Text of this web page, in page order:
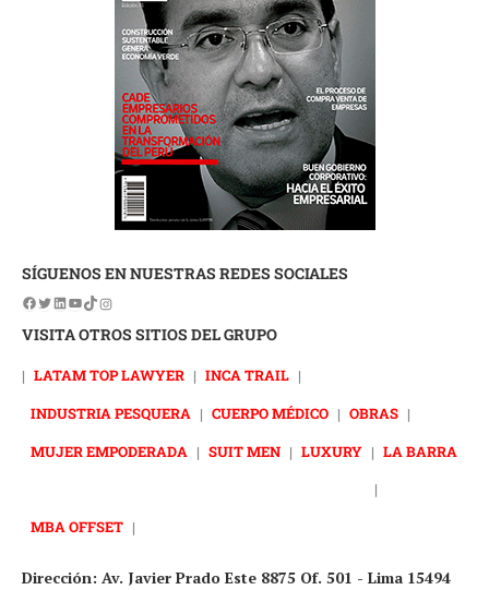
SÍGUENOS EN NUESTRAS REDES SOCIALES
VISITA OTROS SITIOS DEL GRUPO
| LATAM TOP LAWYER | INCA TRAIL |
INDUSTRIA PESQUERA | CUERPO MÉDICO | OBRAS |
MUJER EMPODERADA | SUIT MEN | LUXURY | LA BARRA
|
MBA OFFSET |
Dirección: Av. Javier Prado Este 8875 Of. 501 - Lima 15494